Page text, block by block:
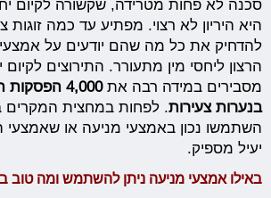
סכנה לא פחות מטרידה, שקשורה לקיום
היא היריון לא רצוי. מפתיע עד כמה זוגות
להדחיק את כל מה שהם יודעים על
הרצון ליחסי מין מתעורר. התירוצים
מסבירים במידה רבה את
4,000
בנערות צעירות. לפחות במחצית המקרים
השתמשו נכון באמצעי מניעה או שאמצעי
יעיל מספיק.
באילו אמצעי מניעה ניתן להשתמש ומה טוב